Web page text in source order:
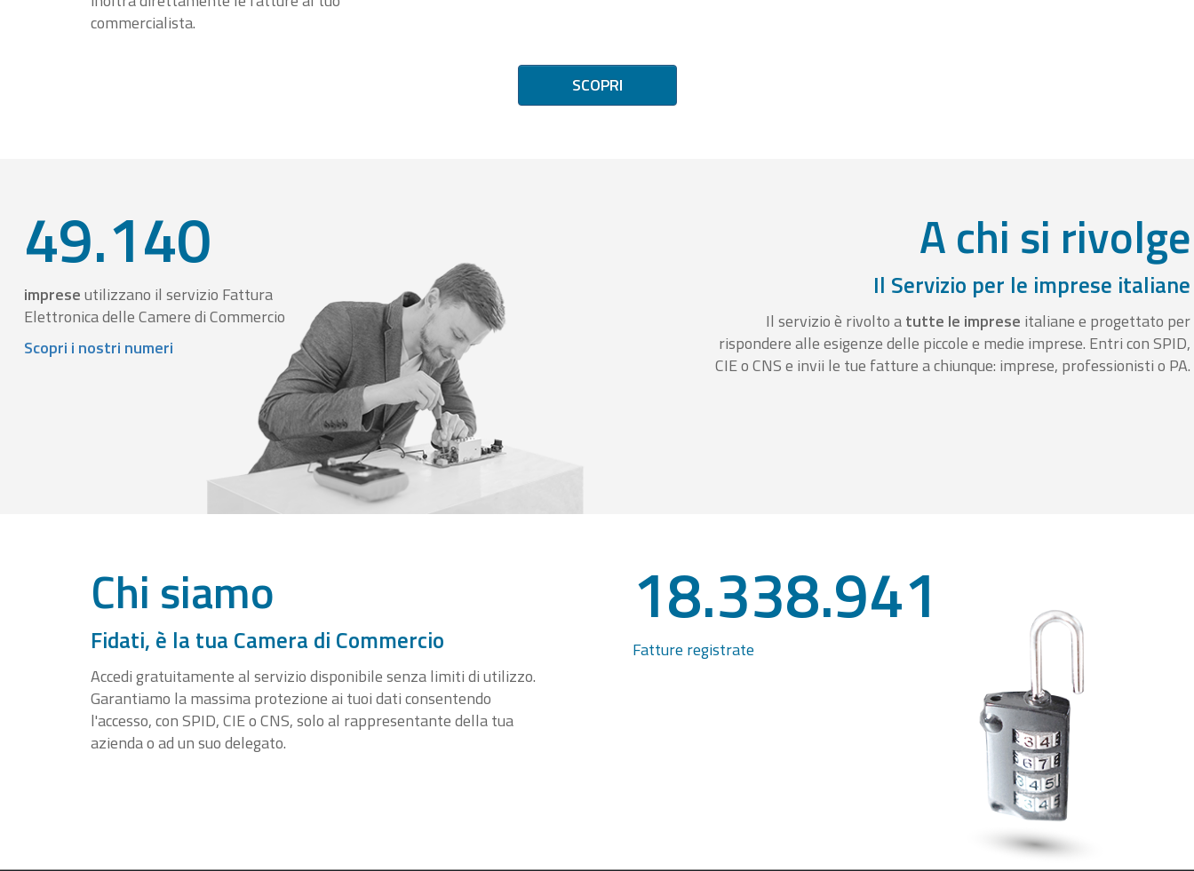
commercialista.
SCOPRI
A chi si rivolge
Il Servizio per le imprese italiane
Il servizio è rivolto atutte le imprese italiane e progettato per
rispondere alle esigenze delle piccole e medie imprese. Entri con SPID,
CIE o CNS e invii le tue fatture a chiunque: imprese, professionisti o PA.
49.140
impreseutilizzano il servizio Fattura
Elettronica delle Camere di Commercio
Scopri i nostri numeri
Chi siamo
Fidati, è la tua Camera di Commercio
Accedi gratuitamente al servizio disponibile senza limiti di utilizzo.
Garantiamo la massima protezione ai tuoi dati consentendo
l'accesso, con SPID, CIE o CNS, solo al rappresentante della tua
azienda o ad un suo delegato.
18.338.941
Fatture registrate